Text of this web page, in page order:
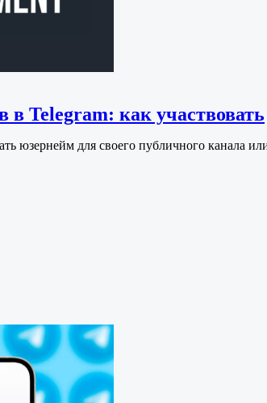
в Telegram: как участвовать
юзернейм для своего публичного канала